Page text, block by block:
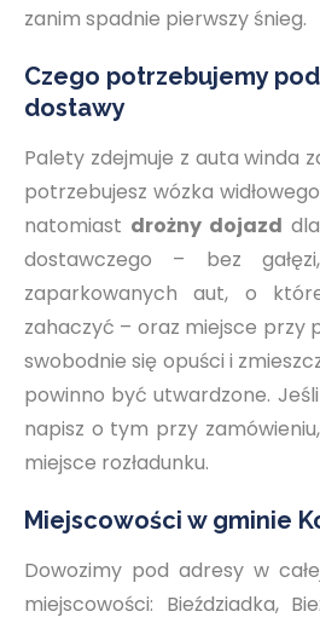
zanim spadnie pierwszy śnieg.
Czego potrzebujemy
dostawy
Palety zdejmuje z auta winda
potrzebujesz wózka
natomiast drożny dojazd
dostawczego – bez
zaparkowanych aut, o
zahaczyć – oraz miejsce przy
swobodnie się opuści i
powinno być utwardzone.
napisz o tym przy
miejsce rozładunku.
Miejscowości w gminie
Dowozimy pod adresy w
miejscowości: Bieździadka,